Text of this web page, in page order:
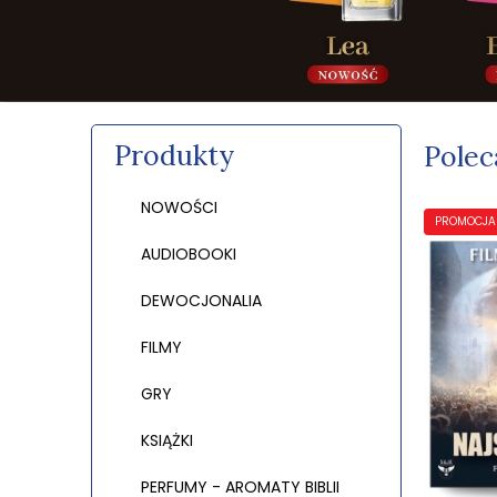
Produkty
NOWOŚCI
AUDIOBOOKI
DEWOCJONALIA
FILMY
GRY
KSIĄŻKI
PERFUMY - AROMATY BIBLII
PROMOCJA